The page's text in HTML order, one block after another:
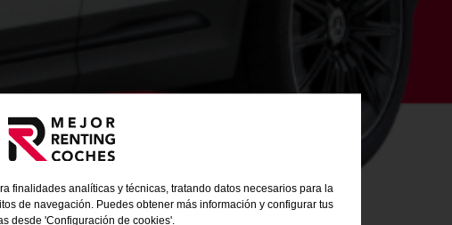
finalidades analíticas y técnicas, tratando datos necesarios para la
de navegación. Puedes obtener más información y configurar tus
desde 'Configuración de cookies'.